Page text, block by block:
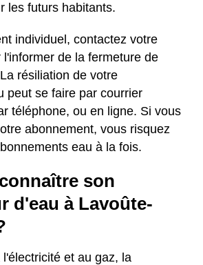
les futurs habitants.
individuel, contactez votre
de la fermeture de
résiliation de votre
peut se faire par courrier
téléphone, ou en ligne. Si vous
abonnement, vous risquez
eau à la fois.
son
d'eau à Lavoûte-
et au gaz, la